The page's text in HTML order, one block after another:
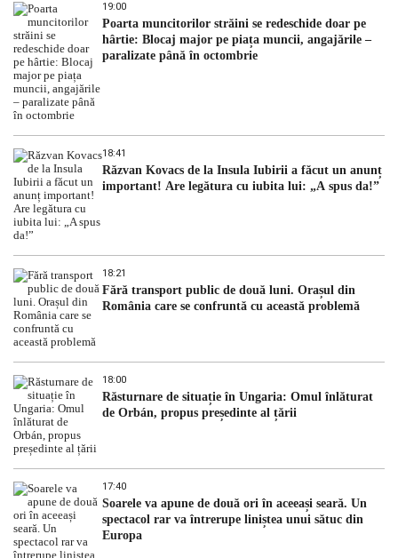
19:00
Poarta muncitorilor străini se redeschide doar pe
hârtie: Blocaj major pe piața muncii, angajările –
paralizate până în octombrie
18:41
Răzvan Kovacs de la Insula Iubirii a făcut un anunț
important! Are legătura cu iubita lui: „A spus da!”
18:21
Fără transport public de două luni. Orașul din
România care se confruntă cu această problemă
18:00
Răsturnare de situație în Ungaria: Omul înlăturat
de Orbán, propus președinte al țării
17:40
Soarele va apune de două ori în aceeași seară. Un
spectacol rar va întrerupe liniștea unui sătuc din
Europa